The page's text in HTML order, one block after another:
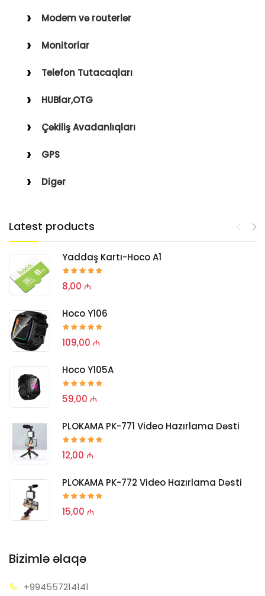
Modem və routerlər
Monitorlar
Telefon Tutacaqları
HUBlar,OTG
Çəkiliş Avadanlıqları
GPS
Digər
Latest products
Yaddaş Kartı-Hoco A1
8,00 ₼
Hoco Y106
109,00 ₼
Hoco Y105A
59,00 ₼
PLOKAMA PK-771 Video Hazırlama Dəsti
12,00 ₼
PLOKAMA PK-772 Video Hazırlama Dəsti
15,00 ₼
Bizimlə əlaqə
+994557214141